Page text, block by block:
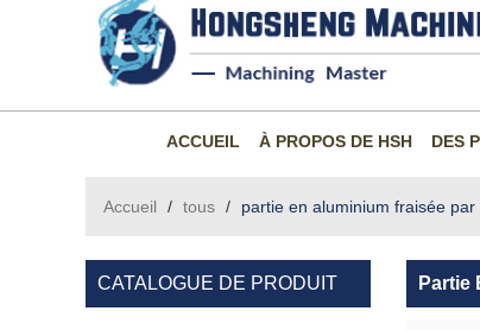
ACCUEIL À PROPOS DE HSH DES
Accueil / tous / partie en aluminium fraisée
CATALOGUE DE PRODUIT Partie